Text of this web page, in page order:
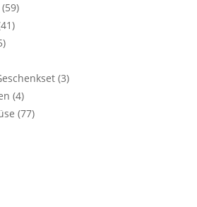
(59)
(3)
(4)
(77)